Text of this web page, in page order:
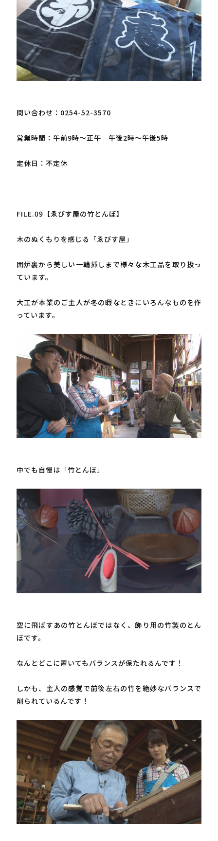
問い合わせ：0254-52-3570
営業時間：午前9時～正午　午後2時～午後5時
定休日：不定休
FILE.09【ゑびす屋の竹とんぼ】
木のぬくもりを感じる「ゑびす屋」
囲炉裏から美しい一輪挿しまで様々な木工品を取り扱っ
ています。
大工が本業のご主人が冬の暇なときにいろんなものを作
っています。
中でも自慢は「竹とんぼ」
空に飛ばすあの竹とんぼではなく、飾り用の竹製のとん
ぼです。
なんとどこに置いてもバランスが保たれるんです！
しかも、主人の感覚で前後左右の竹を絶妙なバランスで
削られているんです！